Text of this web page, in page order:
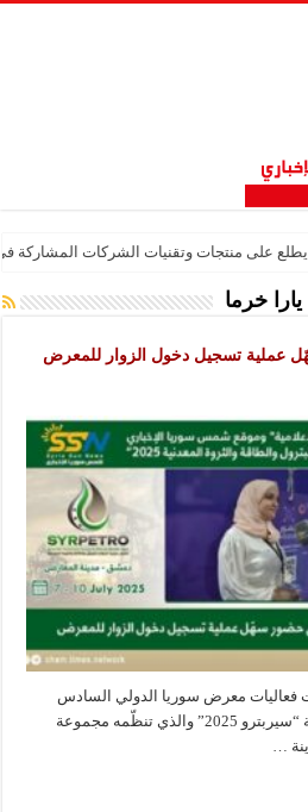
على منتجات وتقنيات الشركات المشاركة في
خرما
عملية تسجيل دخول الزوار للمعرض
فعاليات معرض سوريا الدولي السادس
للبترول والطاقة والثروة المعدنية “سيربترو 2025” والذي تنظّمه مجموعة
…